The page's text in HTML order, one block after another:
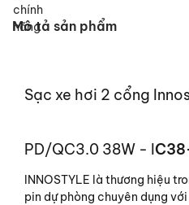
Mô tả sản phẩm
Sạc xe hơi 2 cổng
PD/QC3.0 38W - I
INNOSTYLE là thương hiệu
pin dự phòng chuyên dụng